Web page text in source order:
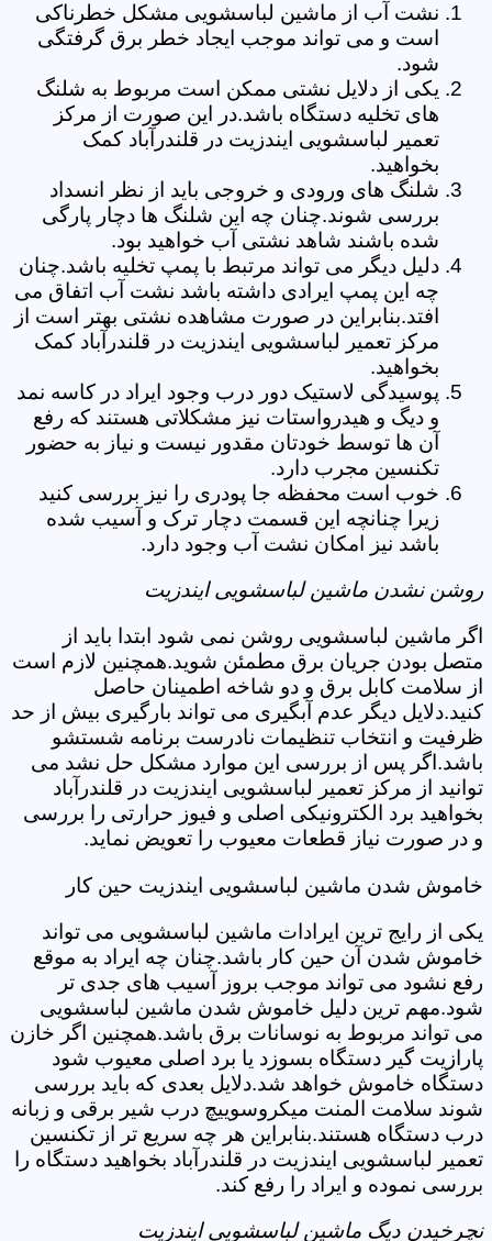
نشت آب از ماشین لباسشویی مشکل خطرناکی
است و می تواند موجب ایجاد خطر برق گرفتگی
شود.
یکی از دلایل نشتی ممکن است مربوط به شلنگ
های تخلیه دستگاه باشد.در این صورت از مرکز
تعمیر لباسشویی ایندزیت در قلندرآباد کمک
بخواهید.
شلنگ های ورودی و خروجی باید از نظر انسداد
بررسی شوند.چنان چه این شلنگ ها دچار پارگی
شده باشند شاهد نشتی آب خواهید بود.
دلیل دیگر می تواند مرتبط با پمپ تخلیه باشد.چنان
چه این پمپ ایرادی داشته باشد نشت آب اتفاق می
افتد.بنابراین در صورت مشاهده نشتی بهتر است از
مرکز تعمیر لباسشویی ایندزیت در قلندرآباد کمک
بخواهید.
پوسیدگی لاستیک دور درب وجود ایراد در کاسه نمد
و دیگ و هیدرواستات نیز مشکلاتی هستند که رفع
آن ها توسط خودتان مقدور نیست و نیاز به حضور
تکنسین مجرب دارد.
خوب است محفظه جا پودری را نیز بررسی کنید
زیرا چنانچه این قسمت دچار ترک و آسیب شده
باشد نیز امکان نشت آب وجود دارد.
روشن نشدن ماشین لباسشویی ایندزیت
اگر ماشین لباسشویی روشن نمی شود ابتدا باید از
متصل بودن جریان برق مطمئن شوید.همچنین لازم است
از سلامت کابل برق و دو شاخه اطمینان حاصل
کنید.دلایل دیگر عدم آبگیری می تواند بارگیری بیش از حد
ظرفیت و انتخاب تنظیمات نادرست برنامه شستشو
باشد.اگر پس از بررسی این موارد مشکل حل نشد می
توانید از مرکز تعمیر لباسشویی ایندزیت در قلندرآباد
بخواهید برد الکترونیکی اصلی و فیوز حرارتی را بررسی
و در صورت نیاز قطعات معیوب را تعویض نماید.
خاموش شدن ماشین لباسشویی ایندزیت حین کار
یکی از رایج ترین ایرادات ماشین لباسشویی می تواند
خاموش شدن آن حین کار باشد.چنان چه ایراد به موقع
رفع نشود می تواند موجب بروز آسیب های جدی تر
شود.مهم ترین دلیل خاموش شدن ماشین لباسشویی
می تواند مربوط به نوسانات برق باشد.همچنین اگر خازن
پارازیت گیر دستگاه بسوزد یا برد اصلی معیوب شود
دستگاه خاموش خواهد شد.دلایل بعدی که باید بررسی
شوند سلامت المنت میکروسوییچ درب شیر برقی و زبانه
درب دستگاه هستند.بنابراین هر چه سریع تر از تکنسین
تعمیر لباسشویی ایندزیت در قلندرآباد بخواهید دستگاه را
بررسی نموده و ایراد را رفع کند.
نچرخیدن دیگ ماشین لباسشویی ایندزیت